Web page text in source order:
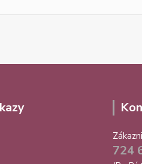
724